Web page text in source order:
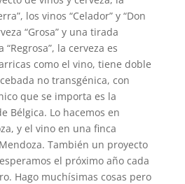
los vinos “Celador” y “Don
“Grosa” y una tirada
la cerveza es
como el vino, tiene doble
no transgénica, con
que se importa es la
Bélgica. Lo hacemos en
y el vino en una finca
También un proyecto
el próximo año cada
Hago muchísimas cosas pero